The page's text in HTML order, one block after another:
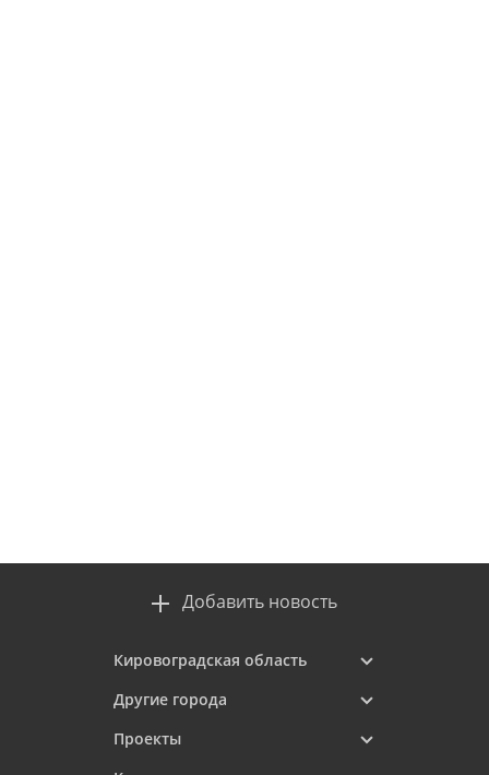
Добавить новость
Кировоградская область
Другие города
Проекты